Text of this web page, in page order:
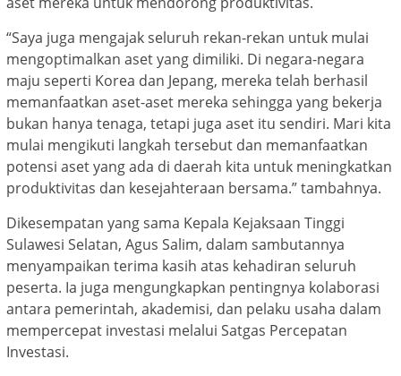
“Saya juga mengajak seluruh rekan-rekan untuk mulai
mengoptimalkan aset yang dimiliki. Di negara-negara
maju seperti Korea dan Jepang, mereka telah berhasil
memanfaatkan aset-aset mereka sehingga yang bekerja
bukan hanya tenaga, tetapi juga aset itu sendiri. Mari kita
mulai mengikuti langkah tersebut dan memanfaatkan
potensi aset yang ada di daerah kita untuk meningkatkan
produktivitas dan kesejahteraan bersama.” tambahnya.
Dikesempatan yang sama Kepala Kejaksaan Tinggi
Sulawesi Selatan, Agus Salim, dalam sambutannya
menyampaikan terima kasih atas kehadiran seluruh
peserta. Ia juga mengungkapkan pentingnya kolaborasi
antara pemerintah, akademisi, dan pelaku usaha dalam
mempercepat investasi melalui Satgas Percepatan
Investasi.